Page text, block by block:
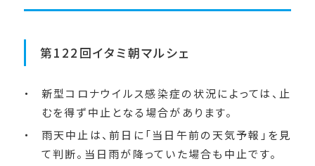
第122回イタミ朝マルシェ
新型コロナウイルス感染症の状況によっては、止
むを得ず中止となる場合があります。
雨天中止は、前日に「当日午前の天気予報」を見
て判断。当日雨が降っていた場合も中止です。